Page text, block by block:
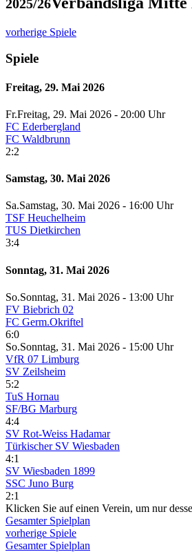
2025/26
vorherige Spiele
Spiele
Freitag, 29. Mai 2026
Fr.Freitag, 29. Mai 2026 - 20:00 Uhr
FC Ederbergland
FC Waldbrunn
2:2
Samstag, 30. Mai 2026
Sa.Samstag, 30. Mai 2026 - 16:00 Uhr
TSF Heuchelheim
TUS Dietkirchen
3:4
Sonntag, 31. Mai 2026
So.Sonntag, 31. Mai 2026 - 13:00 Uhr
FV Biebrich 02
FC Germ.Okriftel
6:0
So.Sonntag, 31. Mai 2026 - 15:00 Uhr
VfR 07 Limburg
SV Zeilsheim
5:2
TuS Hornau
SF/BG Marburg
4:4
SV Rot-Weiss Hadamar
Türkischer SV Wiesbaden
4:1
SV Wiesbaden 1899
SSC Juno Burg
2:1
Klicken Sie auf einen Verein, um nur
Gesamter Spielplan
vorherige Spiele
Gesamter Spielplan